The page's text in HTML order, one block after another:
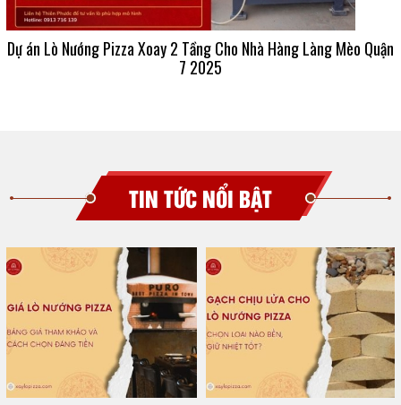
Dự án Lò Nướng Pizza Xoay 2 Tầng Cho Nhà Hàng Làng Mèo Quận
7 2025
TIN TỨC NỔI BẬT